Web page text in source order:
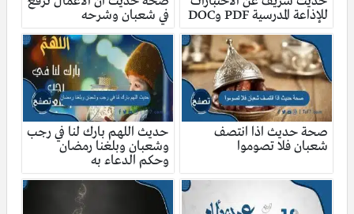
للإذاعة المدرسية PDF وDOC
في شعبان وشرحه
صحة حديث اذا انتصف
شعبان فلا تصوموا
حديث اللهم بارك لنا في رجب
وشعبان وبلغنا رمضان
وحكم الدعاء به